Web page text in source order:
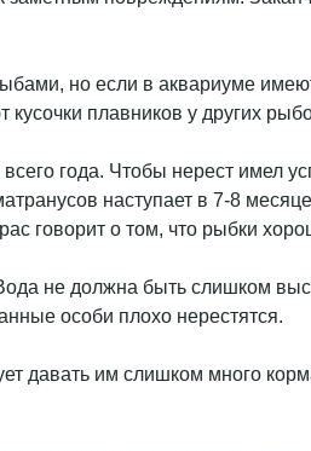
но если в аквариуме
плавников у других
года. Чтобы нерест имел
наступает в 7-8
говорит о том, что рыбки
не должна быть слишком
особи плохо нерестятся.
давать им слишком много